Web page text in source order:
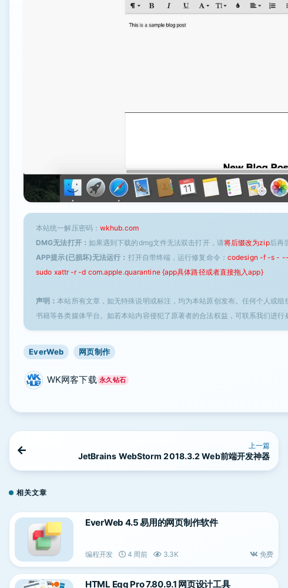
本站统一解压密码： wkhub.com
DMG无法打开： 如果遇到下载的dmg文件无法双击打开，请将后缀改为zip后再
APP提示(已损坏)无法运行： 打开自带终端，运行修复命令： codesign -f -s - --
sudo xattr -r -d com.apple.quarantine {app具体路径或者直接拖入app}
声明：本站所有文章，如无特殊说明或标注，均为本站原创发布。任何个人或
书籍等各类媒体平台。如若本站内容侵犯了原著者的合法权益，可联系我们进行
EverWeb 网页制作
WK网客下载 永久钻石
上一篇
JetBrains WebStorm 2018.3.2 Web前端开发神器
相关文章
EverWeb 4.5 易用的网页制作软件
编程开发 4 周前 3.3K 免费
HTML Egg Pro 7.80.9.1 网页设计工具